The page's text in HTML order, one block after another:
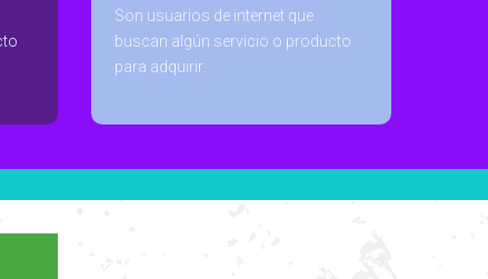
Son usuarios de internet que
buscan algún servicio o producto
para adquirir.